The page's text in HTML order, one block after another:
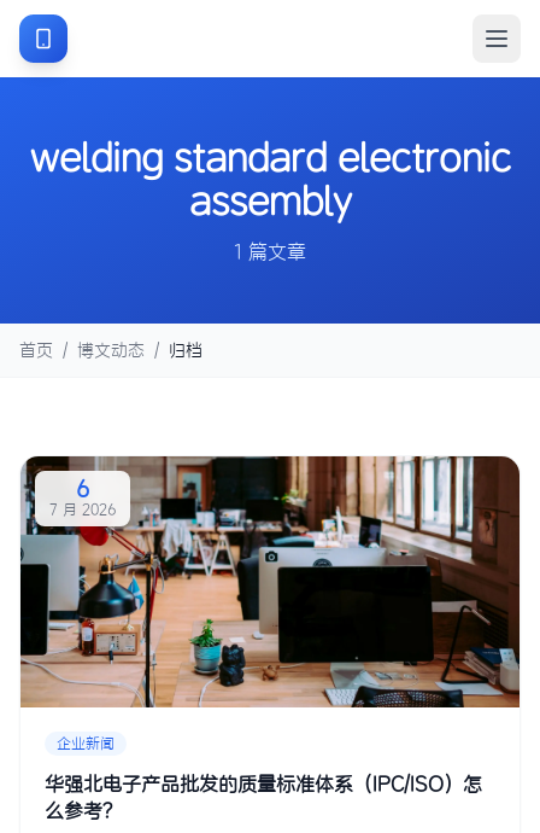
welding standard electronic
assembly
1 篇文章
首页 / 博文动态 / 归档
6
7 月 2026
企业新闻
华强北电子产品批发的质量标准体系（IPC/ISO）怎
么参考？